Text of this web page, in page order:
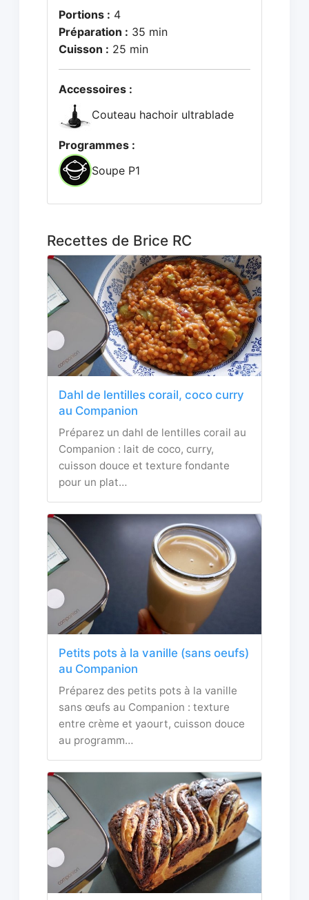
Portions : 4
Préparation : 35 min
Cuisson : 25 min
Accessoires :
Couteau hachoir ultrablade
Programmes :
Soupe P1
Recettes de Brice RC
Dahl de lentilles corail, coco curry
au Companion
Préparez un dahl de lentilles corail au
Companion : lait de coco, curry,
cuisson douce et texture fondante
pour un plat…
Petits pots à la vanille (sans oeufs)
au Companion
Préparez des petits pots à la vanille
sans œufs au Companion : texture
entre crème et yaourt, cuisson douce
au programm…